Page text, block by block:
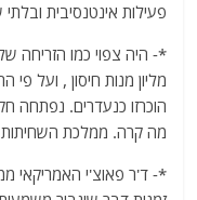
פעילות אינטנסיבית
הוכרזו כנעדרים. נפתחה
מה קרה. ממלכת